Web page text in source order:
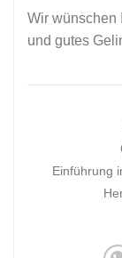
Wir wünschen
und gutes
Einführung